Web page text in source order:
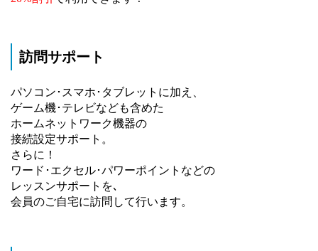
訪問サポート
パソコン･スマホ･タブレットに加え、
ゲーム機･テレビなども含めた
ホームネットワーク機器の
接続設定サポート。
さらに！
ワード･エクセル･パワーポイントなどの
レッスンサポートを､
会員のご自宅に訪問して行います。